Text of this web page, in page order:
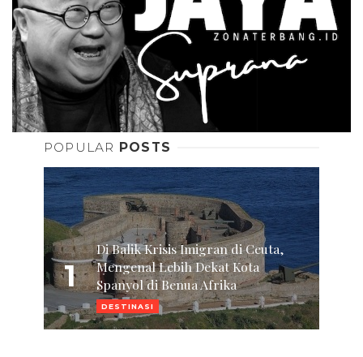
POPULAR POSTS
1
Di Balik Krisis Imigran di Ceuta,
Mengenal Lebih Dekat Kota
Spanyol di Benua Afrika
DESTINASI